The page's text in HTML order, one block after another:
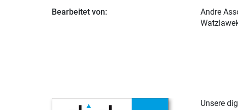
Bearbeitet von: Andre
Unsere